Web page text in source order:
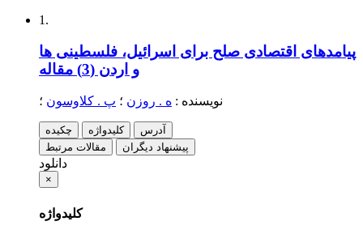
1.
پیامدهای اقتصادی صلح برای اسرائیل، فلسطینی ها
و اردن (3)
مقاله
نویسنده : ه . روزن ؛ پ . کلاوسون ؛
چکیده کلیدواژه
آدرس
مقالات مرتبط
پیشنهاد دیگران
دانلود
×
کلیدواژه